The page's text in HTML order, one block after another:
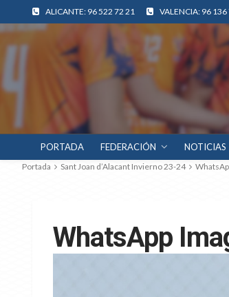
ALICANTE: 96 522 72 21 VALENCIA: 96 136
PORTADA FEDERACIÓN NOTICIAS
Portada Sant Joan d’Alacant Invierno 23-24
WhatsApp